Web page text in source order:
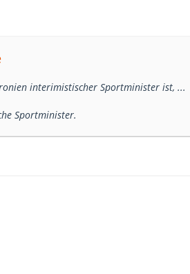
interimistischer Sportminister ist, ...
Sportminister.